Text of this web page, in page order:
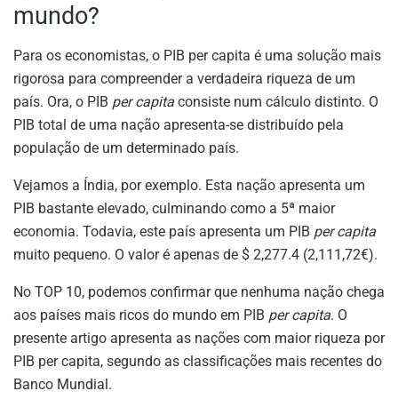
mundo?
Para os economistas, o PIB per capita é uma solução mais
rigorosa para compreender a verdadeira riqueza de um
país. Ora, o PIB per capita consiste num cálculo distinto. O
PIB total de uma nação apresenta-se distribuído pela
população de um determinado país.
Vejamos a Índia, por exemplo. Esta nação apresenta um
PIB bastante elevado, culminando como a 5ª maior
economia. Todavia, este país apresenta um PIB per capita
muito pequeno. O valor é apenas de $ 2,277.4 (2,111,72€).
No TOP 10, podemos confirmar que nenhuma nação chega
aos países mais ricos do mundo em PIB per capita. O
presente artigo apresenta as nações com maior riqueza por
PIB per capita, segundo as classificações mais recentes do
Banco Mundial.